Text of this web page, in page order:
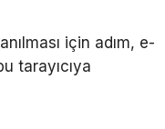
için adım, e-
tarayıcıya